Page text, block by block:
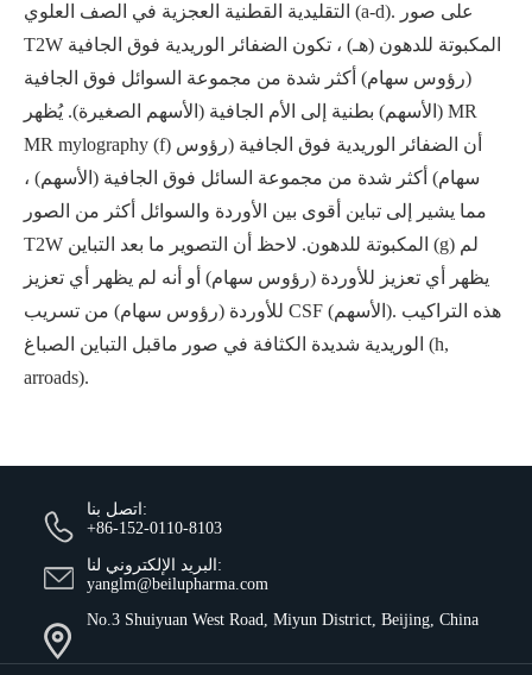
التقليدية القطنية العجزية في الصف العلوي (a-d). على صور
T2W المكبوتة للدهون (هـ) ، تكون الضفائر الوريدية فوق الجافية
(رؤوس سهام) أكثر شدة من مجموعة السوائل فوق الجافية
(الأسهم) بطنية إلى الأم الجافية (الأسهم الصغيرة). يُظهر MR
MR mylography (f) أن الضفائر الوريدية فوق الجافية (رؤوس
سهام) أكثر شدة من مجموعة السائل فوق الجافية (الأسهم) ،
مما يشير إلى تباين أقوى بين الأوردة والسوائل أكثر من الصور
T2W المكبوتة للدهون. لاحظ أن التصوير ما بعد التباين (g) لم
يظهر أي تعزيز للأوردة (رؤوس سهام) أو أنه لم يظهر أي تعزيز
للأوردة (رؤوس سهام) من تسريب CSF (الأسهم). هذه التراكيب
الوريدية شديدة الكثافة في صور ماقبل التباين الصباغ (h,
arroads).
اتصل بنا:
+86-152-0110-8103
البريد الإلكتروني لنا:
yanglm@beilupharma.com
No.3 Shuiyuan West Road, Miyun District, Beijing, China